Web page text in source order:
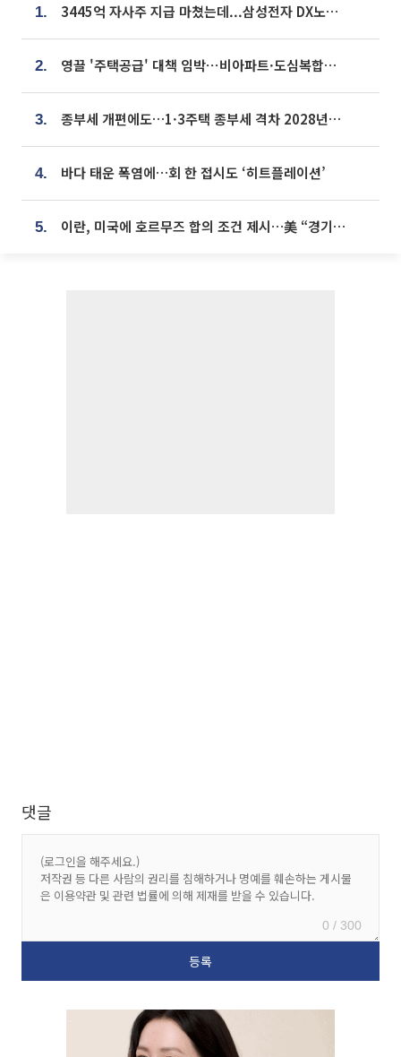
1. 3445억 자사주 지급 마쳤는데...삼성전자 DX노조, 뒤늦은 '떼쓰기 집회'
2. 영끌 '주택공급' 대책 임박⋯비아파트·도심복합까지 총동원
3. 종부세 개편에도…1·3주택 종부세 격차 2028년부터 확대
4. 바다 태운 폭염에…회 한 접시도 ‘히트플레이션’
5. 이란, 미국에 호르무즈 합의 조건 제시…美 “경기 아직 안 끝나” [종합]
댓글
0 / 300